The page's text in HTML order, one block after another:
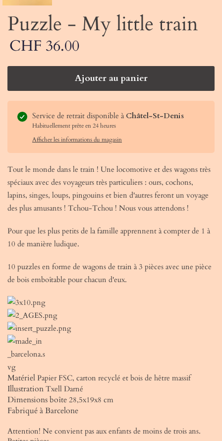
Puzzle - My little train
CHF 36.00
Ajouter au panier
Service de retrait disponible à Châtel-St-Denis
Habituellement prête en 24 heures
Afficher les informations du magasin
Tout le monde dans le train ! Une locomotive et des wagons très
spéciaux avec des voyageurs très particuliers : ours, cochons,
lapins, singes, loups, pingouins et bien d'autres feront un voyage
des plus amusants ! Tchou-Tchou ! Nous vous attendons !
Pour que les plus petits de la famille apprennent à compter de 1 à
10 de manière ludique.
10 puzzles en forme de wagons de train à 3 pièces avec une pièce
de bois emboîtable pour chacun d'eux.
Matériel Papier FSC, carton recyclé et bois de hêtre massif
Illustration Txell Darné
Dimensions boîte 28,5x19x8 cm
Fabriqué à Barcelone
Attention! Ne convient pas aux enfants de moins de trois ans.